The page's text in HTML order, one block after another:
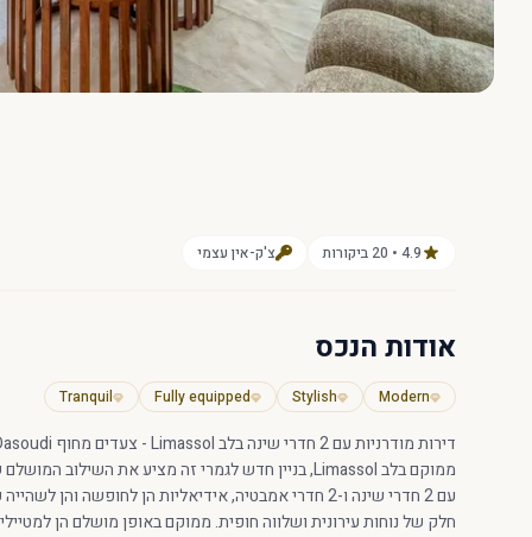
4.9 • 20 ביקורות צ'ק-אין עצמי
אודות הנכס
Modern
Stylish
Fully equipped
Tranquil
דירות מודרניות עם 2 חדרי שינה בלב Limassol - צעדים מחוף Dasoudi